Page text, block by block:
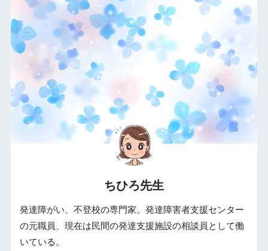
ちひろ先生
発達障がい、不登校の専門家。発達障害者支援センター
の元職員、現在は民間の発達支援施設の相談員として働
いている。